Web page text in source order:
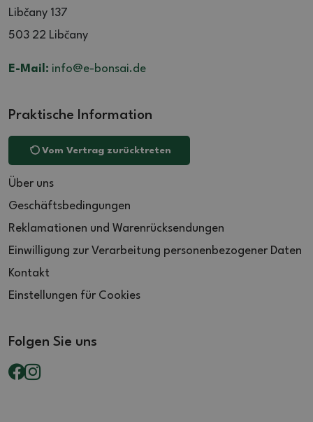
Libčany 137
503 22 Libčany
E-Mail: info@e-bonsai.de
Praktische Information
Vom Vertrag zurücktreten
Über uns
Geschäftsbedingungen
Reklamationen und Warenrücksendungen
Einwilligung zur Verarbeitung personenbezogener Daten
Kontakt
Einstellungen für Cookies
Folgen Sie uns